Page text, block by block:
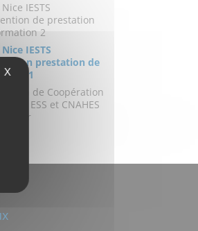
IESTS
de prestation
2
IESTS
prestation de
1
de Coopération
FAIRE ESS et CNAHES
X